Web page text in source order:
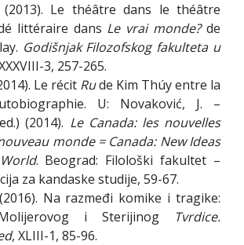
Le théâtre dans le théâtre
littéraire dans Le vrai monde?de
Godišnjak Filozofskog fakulteta u
3, 257-265.
Le récit Rude Kim Thúy entre la
U: Novaković, J. –
(2014). Le Canada: lesnouvelles
monde = Canada: New Ideas
. Beograd: Filološki fakultet –
za kandaske studije, 59-67.
Na razmeđi komike i tragike:
i Sterijinog Tvrdice.
, XLIII-1, 85-96.